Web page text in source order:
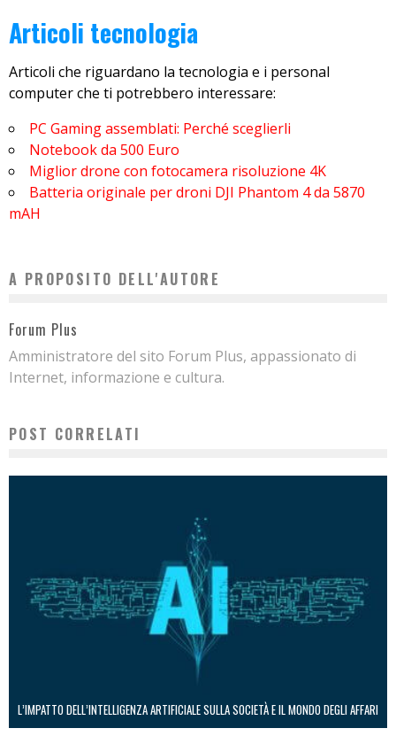
Articoli tecnologia
Articoli che riguardano la tecnologia e i personal
computer che ti potrebbero interessare:
PC Gaming assemblati: Perché sceglierli
Notebook da 500 Euro
Miglior drone con fotocamera risoluzione 4K
Batteria originale per droni DJI Phantom 4 da 5870
mAH
A PROPOSITO DELL'AUTORE
Forum Plus
Amministratore del sito Forum Plus, appassionato di
Internet, informazione e cultura.
POST CORRELATI
L’IMPATTO DELL’INTELLIGENZA ARTIFICIALE SULLA SOCIETÀ E IL MONDO DEGLI AFFARI